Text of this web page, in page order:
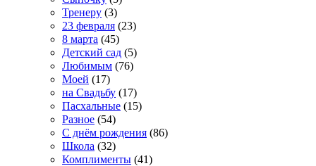
Тренеру (3)
23 февраля (23)
8 марта (45)
Детский сад (5)
Любимым (76)
Моей (17)
на Свадьбу (17)
Пасхальные (15)
Разное (54)
С днём рождения (86)
Школа (32)
Комплименты (41)